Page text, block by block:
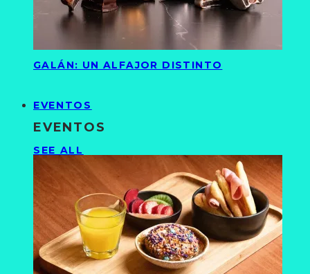
GALÁN: UN ALFAJOR DISTINTO
EVENTOS
EVENTOS
SEE ALL